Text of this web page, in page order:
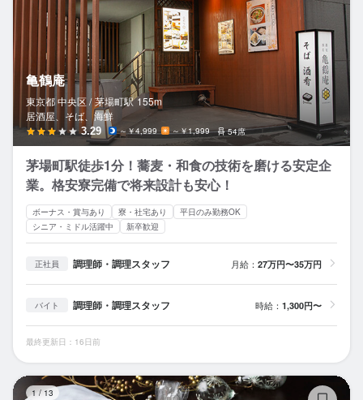
亀鶴庵
東京都 中央区 / 茅場町駅 155m
居酒屋、そば、海鮮
3.29 ～￥4,999 ～￥1,999 54席
茅場町駅徒歩1分！蕎麦・和食の技術を磨ける安定企
業。格安寮完備で将来設計も安心！
ボーナス・賞与あり 寮・社宅あり
平日のみ勤務OK
シニア・ミドル活躍中
新卒歓迎
正社員 調理師・調理スタッフ 月給： 27万円〜35万円
バイト 調理師・調理スタッフ 時給： 1,300円〜
最終更新日：16日前
1/13